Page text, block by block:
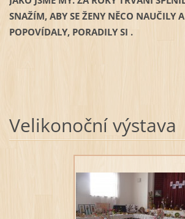
SNAŽÍM, ABY SE ŽENY NĚCO NAUČILY
POPOVÍDALY, PORADILY SI .
Velikonoční výstava